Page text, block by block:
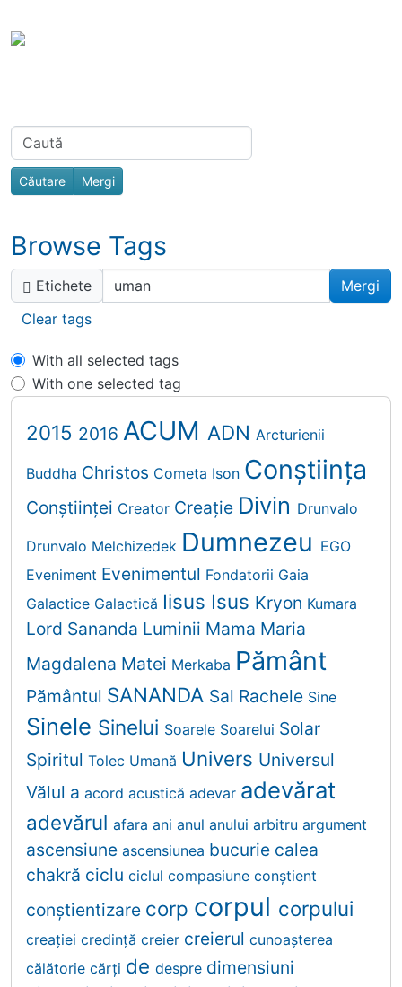
Related content
Find
Browse Tags
Etichete
Clear tags
With all selected tags
With one selected tag
2015 2016 ACUM ADN Arcturienii
Buddha Christos Cometa Ison Conștiința
Conștiinței Creator Creaţie Divin Drunvalo
Drunvalo Melchizedek Dumnezeu EGO
Eveniment Evenimentul Fondatorii Gaia
Galactice Galactică Iisus Isus Kryon Kumara
Lord Sananda Luminii Mama Maria
Magdalena Matei Merkaba Pământ
Pământul SANANDA Sal Rachele Sine
Sinele Sinelui Soarele Soarelui Solar
Spiritul Tolec Umană Univers Universul
Vălul a acord acustică adevar adevărat
adevărul afara ani anul anului arbitru argument
ascensiune ascensiunea bucurie calea
chakră ciclu ciclul compasiune conştient
conştientizare corp corpul corpului
creației credinţă creier creierul cunoaşterea
călătorie cărţi de despre dimensiuni